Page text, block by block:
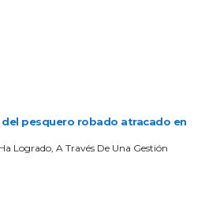
pesquero robado atracado en
Logrado, A Través De Una Gestión